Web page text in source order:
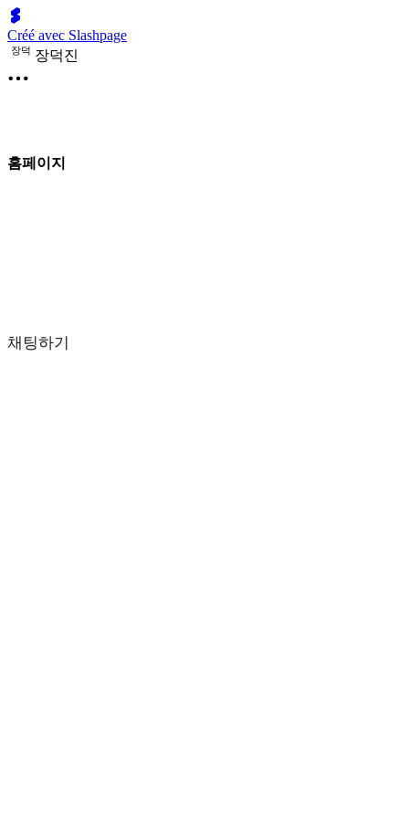
Créé avec Slashpage
장덕 장덕진
홈페이지
채팅하기